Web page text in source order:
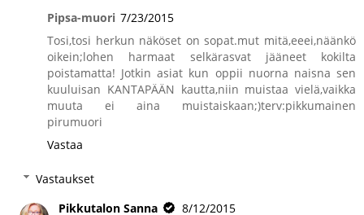
Pipsa-muori 7/23/2015
Tosi,tosi herkun näköset on sopat.mut mitä,eeei,näänkö
oikein;lohen harmaat selkärasvat jääneet kokilta
poistamatta! Jotkin asiat kun oppii nuorna naisna sen
kuuluisan KANTAPÄÄN kautta,niin muistaa vielä,vaikka
muuta ei aina muistaiskaan;)terv:pikkumainen
pirumuori
Vastaa
Vastaukset
Pikkutalon Sanna
8/12/2015